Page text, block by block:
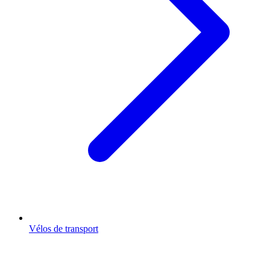
Vélos de transport